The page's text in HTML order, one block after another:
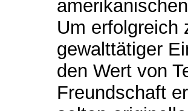
Um erfolgreich
gewalttätiger
den Wert von
Freundschaft